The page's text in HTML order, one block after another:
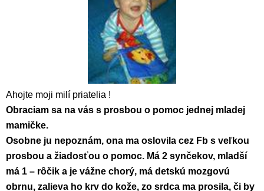
Ahojte moji milí priatelia !
Obraciam sa na vás s prosbou o pomoc jednej mladej
mamičke.
Osobne ju nepoznám, ona ma oslovila cez Fb s veľkou
prosbou a žiadosťou o pomoc. Má 2 synčekov, mladší
má 1 – rôčik a je vážne chorý, má detskú mozgovú
obrnu, zalieva ho krv do kože, zo srdca ma prosila, či by